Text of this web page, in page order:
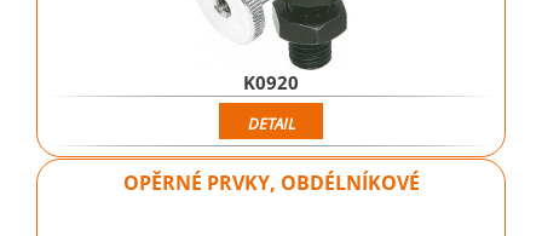
K0920
DETAIL
OPĚRNÉ PRVKY, OBDÉLNÍKOVÉ